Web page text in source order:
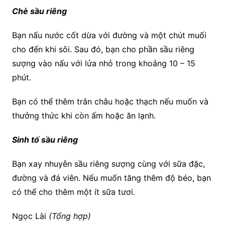
Chè sầu riêng
Bạn nấu nước cốt dừa với đường và một chút muối
cho đến khi sôi. Sau đó, bạn cho phần sầu riêng
sượng vào nấu với lửa nhỏ trong khoảng 10 – 15
phút.
Bạn có thể thêm trân châu hoặc thạch nếu muốn và
thưởng thức khi còn ấm hoặc ăn lạnh.
Sinh tố sầu riêng
Bạn xay nhuyễn sầu riêng sượng cùng với sữa đặc,
đường và đá viên. Nếu muốn tăng thêm độ béo, bạn
có thể cho thêm một ít sữa tươi.
Ngọc Lài (Tổng hợp)